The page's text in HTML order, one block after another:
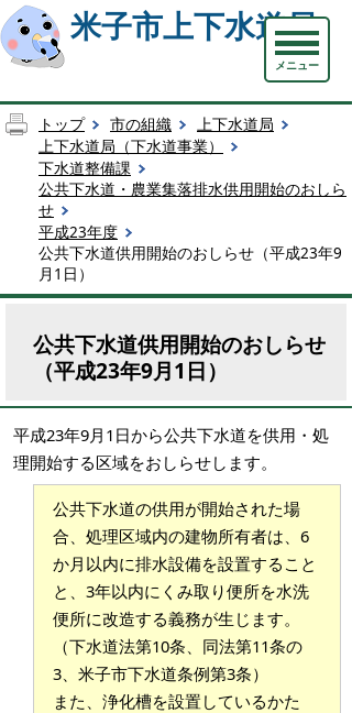
米子市上下水道局
メニュー
トップ 市の組織
上下水道局
上下水道局（下水道事業）
下水道整備課
公共下水道・農業集落排水供用開始のおしら
せ
平成23年度
公共下水道供用開始のおしらせ（平成23年9
月1日）
公共下水道供用開始のおしらせ
（平成23年9月1日）
平成23年9月1日から公共下水道を供用・処
理開始する区域をおしらせします。
公共下水道の供用が開始された場
合、処理区域内の建物所有者は、6
か月以内に排水設備を設置すること
と、3年以内にくみ取り便所を水洗
便所に改造する義務が生じます。
（下水道法第10条、同法第11条の
3、米子市下水道条例第3条）
また、浄化槽を設置しているかた